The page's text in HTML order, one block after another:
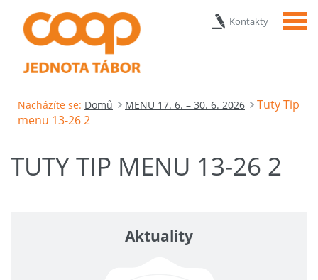
Kontakty Menu
Nacházíte se: Domů MENU 17. 6. – 30. 6. 2026
Tuty Tip
menu 13-26 2
TUTY TIP MENU 13-26 2
Aktuality